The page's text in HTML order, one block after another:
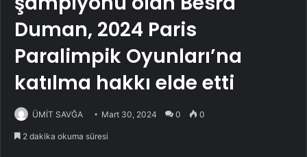
Duman, 2024 Paris
Paralimpik Oyunları’na
katılma hakkı elde etti
ÜMİT SAVĞA Mart 30, 2024 0 0
2 dakika okuma süresi